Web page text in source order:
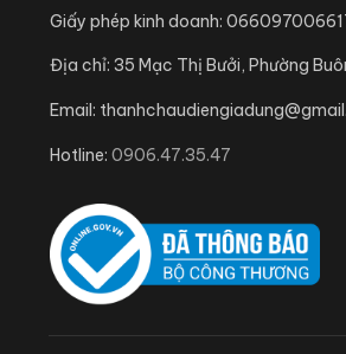
Giấy phép kinh doanh:
Địa chỉ: 35 Mạc Thị Bưởi, Phường
Email:
Hotline: 0906.47.35.47